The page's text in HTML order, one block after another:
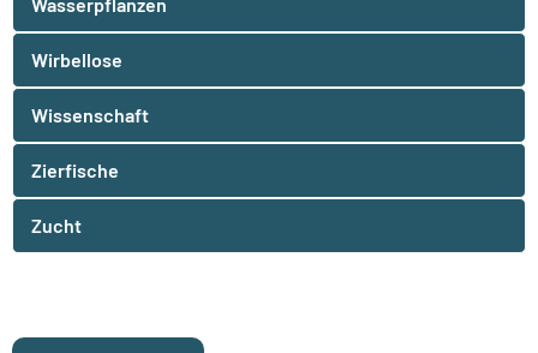
Wirbellose
Wissenschaft
Zierfische
Zucht